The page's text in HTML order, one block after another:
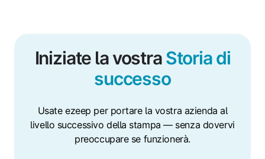
Iniziate la vostraStoria di
successo
Usate ezeep per portare la vostra azienda al
livello successivo della stampa — senza dovervi
preoccupare se funzionerà.